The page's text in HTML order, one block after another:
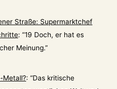
Straße: Supermarktchef
: “19 Doch, er hat es
Meinung.”
Metall?: “Das kritische